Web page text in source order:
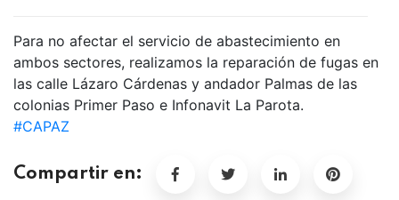
Para no afectar el servicio de abastecimiento en
ambos sectores, realizamos la reparación de fugas en
las calle Lázaro Cárdenas y andador Palmas de las
colonias Primer Paso e Infonavit La Parota.
#CAPAZ
Compartir en: